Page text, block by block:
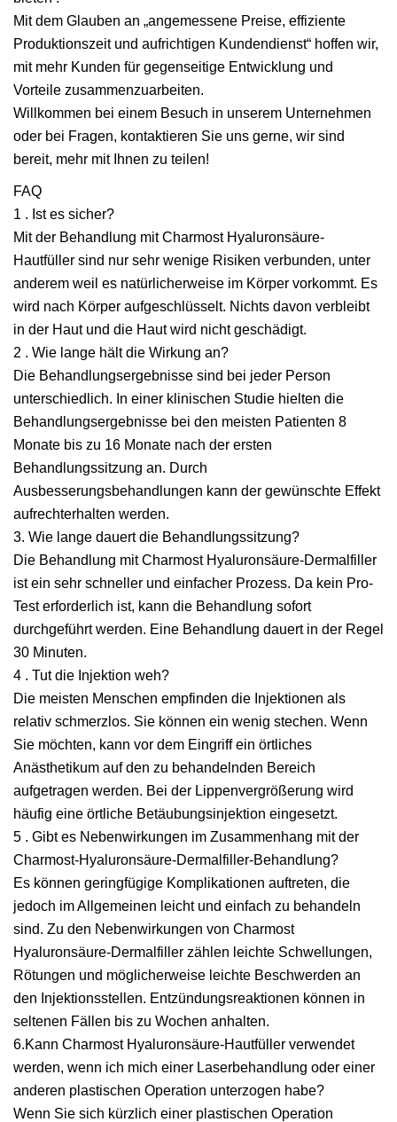
Mit dem Glauben an „angemessene Preise, effiziente
Produktionszeit und aufrichtigen Kundendienst“ hoffen wir,
mit mehr Kunden für gegenseitige Entwicklung und
Vorteile zusammenzuarbeiten.
Willkommen bei einem Besuch in unserem Unternehmen
oder bei Fragen, kontaktieren Sie uns gerne, wir sind
bereit, mehr mit Ihnen zu teilen!
FAQ
1 . Ist es sicher?
Mit der Behandlung mit Charmost Hyaluronsäure-
Hautfüller sind nur sehr wenige Risiken verbunden, unter
anderem weil es natürlicherweise im Körper vorkommt. Es
wird nach Körper aufgeschlüsselt. Nichts davon verbleibt
in der Haut und die Haut wird nicht geschädigt.
2 . Wie lange hält die Wirkung an?
Die Behandlungsergebnisse sind bei jeder Person
unterschiedlich. In einer klinischen Studie hielten die
Behandlungsergebnisse bei den meisten Patienten 8
Monate bis zu 16 Monate nach der ersten
Behandlungssitzung an. Durch
Ausbesserungsbehandlungen kann der gewünschte Effekt
aufrechterhalten werden.
3. Wie lange dauert die Behandlungssitzung?
Die Behandlung mit Charmost Hyaluronsäure-Dermalfiller
ist ein sehr schneller und einfacher Prozess. Da kein Pro-
Test erforderlich ist, kann die Behandlung sofort
durchgeführt werden. Eine Behandlung dauert in der Regel
30 Minuten.
4 . Tut die Injektion weh?
Die meisten Menschen empfinden die Injektionen als
relativ schmerzlos. Sie können ein wenig stechen. Wenn
Sie möchten, kann vor dem Eingriff ein örtliches
Anästhetikum auf den zu behandelnden Bereich
aufgetragen werden. Bei der Lippenvergrößerung wird
häufig eine örtliche Betäubungsinjektion eingesetzt.
5 . Gibt es Nebenwirkungen im Zusammenhang mit der
Charmost-Hyaluronsäure-Dermalfiller-Behandlung?
Es können geringfügige Komplikationen auftreten, die
jedoch im Allgemeinen leicht und einfach zu behandeln
sind. Zu den Nebenwirkungen von Charmost
Hyaluronsäure-Dermalfiller zählen leichte Schwellungen,
Rötungen und möglicherweise leichte Beschwerden an
den Injektionsstellen. Entzündungsreaktionen können in
seltenen Fällen bis zu Wochen anhalten.
6.Kann Charmost Hyaluronsäure-Hautfüller verwendet
werden, wenn ich mich einer Laserbehandlung oder einer
anderen plastischen Operation unterzogen habe?
Wenn Sie sich kürzlich einer plastischen Operation